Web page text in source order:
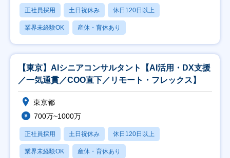
正社員採用 土日祝休み 休日120日以上
業界未経験OK 産休・育休あり
【東京】AIシニアコンサルタント【AI活用・DX支援
／一気通貫／COO直下／リモート・フレックス】
東京都
700万~1000万
正社員採用 土日祝休み 休日120日以上
業界未経験OK 産休・育休あり